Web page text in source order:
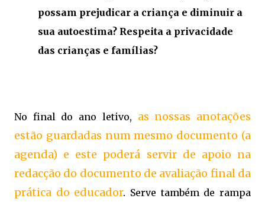
possam prejudicar a criança e diminuir a
sua autoestima? Respeita a privacidade
das crianças e famílias?
No final do ano letivo, as nossas anotações
estão guardadas num mesmo documento (a
agenda) e este poderá servir de apoio na
redacção do documento de avaliação final da
prática do educador. Serve também de rampa